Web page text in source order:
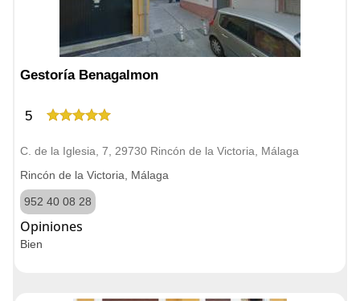
Gestoría Benagalmon
5
C. de la Iglesia, 7, 29730 Rincón de la Victoria, Málaga
Rincón de la Victoria, Málaga
952 40 08 28
Opiniones
Bien